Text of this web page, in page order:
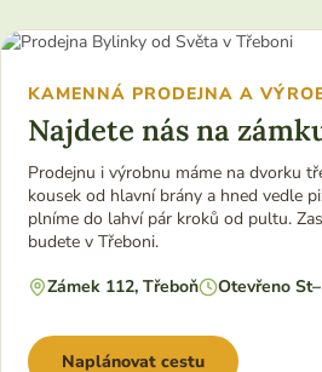
KAMENNÁ PRODEJNA A
Najdete nás na
Prodejnu i výrobnu máme na dvorku
kousek od hlavní brány a hned vedle
plníme do lahví pár kroků od pultu.
budete v Třeboni.
Zámek 112, Třeboň
Otevřeno
Naplánovat cestu